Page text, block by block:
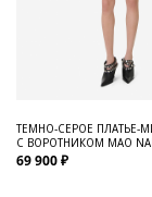
ТЕМНО-СЕРОЕ ПЛАТЬЕ-
С ВОРОТНИКОМ МАО
69 900 ₽